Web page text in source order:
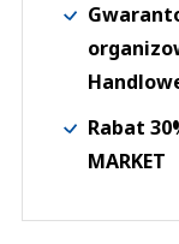
Rabat
MARKET